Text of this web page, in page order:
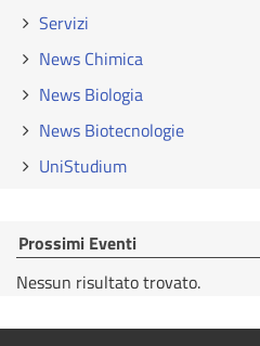
Servizi
News Chimica
News Biologia
News Biotecnologie
UniStudium
Prossimi Eventi
Nessun risultato trovato.